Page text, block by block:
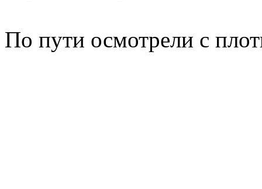
По пути осмотрели с